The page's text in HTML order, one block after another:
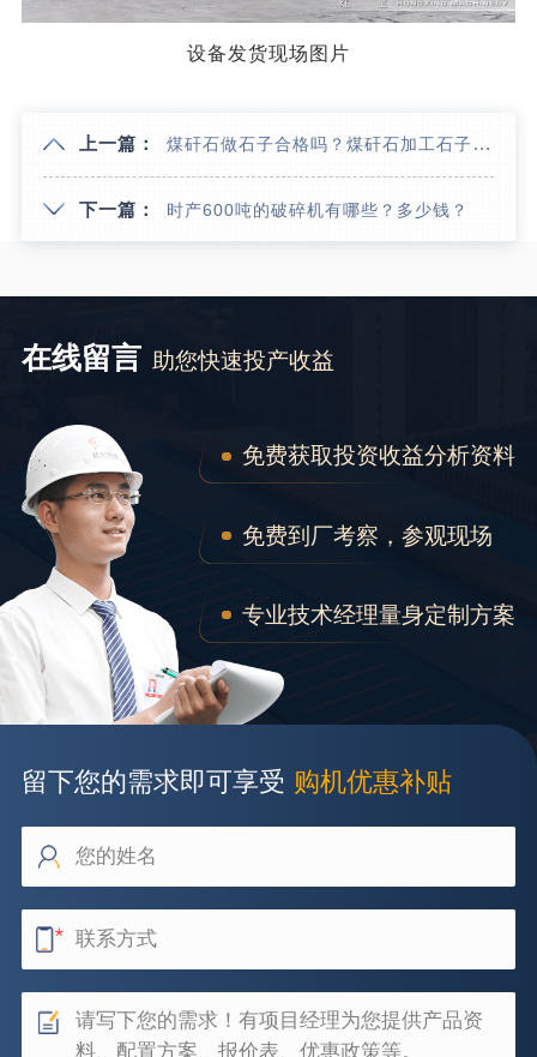
设备发货现场图片
上一篇： 煤矸石做石子合格吗？煤矸石加工石子机器价格多少？
下一篇： 时产600吨的破碎机有哪些？多少钱？
在线留言 助您快速投产收益
免费获取投资收益分析资料
免费到厂考察，参观现场
专业技术经理量身定制方案
留下您的需求即可享受 购机优惠补贴